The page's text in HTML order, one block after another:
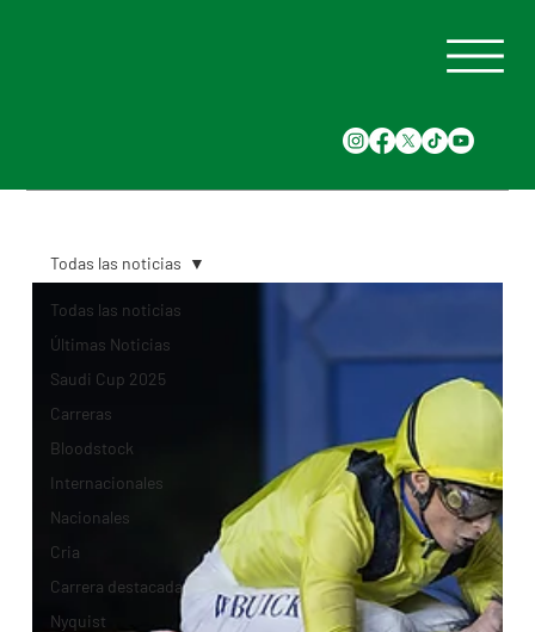
Todas las noticias
Últimas Noticias
Saudi Cup 2025
Carreras
Bloodstock
Internacionales
Nacionales
Cria
Carrera destacada
Nyquist
Todas las noticias